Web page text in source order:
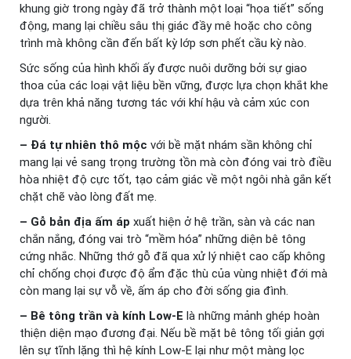
khung giờ trong ngày đã trở thành một loại “họa tiết” sống
động, mang lại chiều sâu thị giác đầy mê hoặc cho công
trình mà không cần đến bất kỳ lớp sơn phết cầu kỳ nào.
Sức sống của hình khối ấy được nuôi dưỡng bởi sự giao
thoa của các loại vật liệu bền vững, được lựa chọn khắt khe
dựa trên khả năng tương tác với khí hậu và cảm xúc con
người.
– Đá tự nhiên thô mộc với bề mặt nhám sần không chỉ
mang lại vẻ sang trọng trường tồn mà còn đóng vai trò điều
hòa nhiệt độ cực tốt, tạo cảm giác về một ngôi nhà gắn kết
chặt chẽ vào lòng đất mẹ.
– Gỗ bản địa ấm áp xuất hiện ở hệ trần, sàn và các nan
chắn nắng, đóng vai trò “mềm hóa” những diện bê tông
cứng nhắc. Những thớ gỗ đã qua xử lý nhiệt cao cấp không
chỉ chống chọi được độ ẩm đặc thù của vùng nhiệt đới mà
còn mang lại sự vỗ về, ấm áp cho đời sống gia đình.
– Bê tông trần và kính Low-E là những mảnh ghép hoàn
thiện diện mạo đương đại. Nếu bề mặt bê tông tối giản gợi
lên sự tĩnh lặng thì hệ kính Low-E lại như một màng lọc